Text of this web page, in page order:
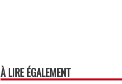
À LIRE ÉGALEMENT